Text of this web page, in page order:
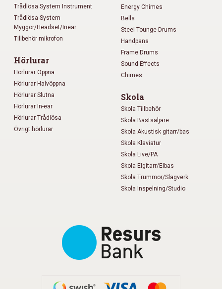
Trådlösa System Instrument
Trådlösa System
Myggor/Headset/Inear
Tillbehör mikrofon
Hörlurar
Hörlurar Öppna
Hörlurar Halvöppna
Hörlurar Slutna
Hörlurar In-ear
Hörlurar Trådlösa
Övrigt hörlurar
Energy Chimes
Bells
Steel Tounge Drums
Handpans
Frame Drums
Sound Effects
Chimes
Skola
Skola Tillbehör
Skola Bästsäljare
Skola Akustisk gitarr/bas
Skola Klaviatur
Skola Live/PA
Skola Elgitarr/Elbas
Skola Trummor/Slagverk
Skola Inspelning/Studio